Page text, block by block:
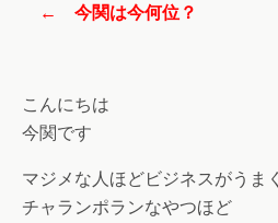
← 今関は今何位？
こんにちは
今関です
マジメな人ほどビジネスがうま
チャランポランなやつほど